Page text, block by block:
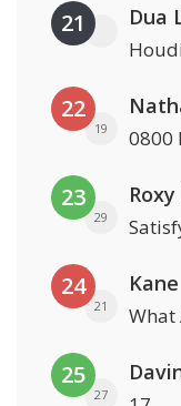
21 Dua
22
19 0800
23
29
24
21
Kane
What
25
27